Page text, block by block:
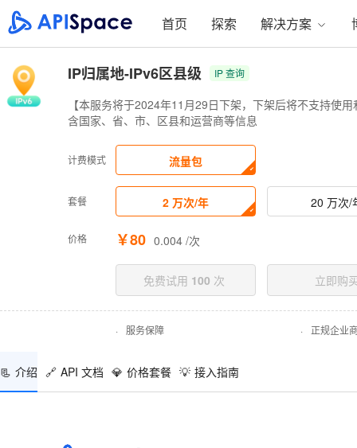
首页 探索 解决方案
IP归属地-IPv6区县级 IP 查询
【本服务将于2024年11月29日下架，下架后将不支持使
含国家、省、市、区县和运营商等信息
计费模式 流量包
套餐 2 万次/年 20 万次/
价格 ￥80 0.004 /次
免费试用 100 次 立即购
· 服务保障 · 正规企业
📃 介绍 🔗 API 文档 💎 价格套餐 💡 接入指南